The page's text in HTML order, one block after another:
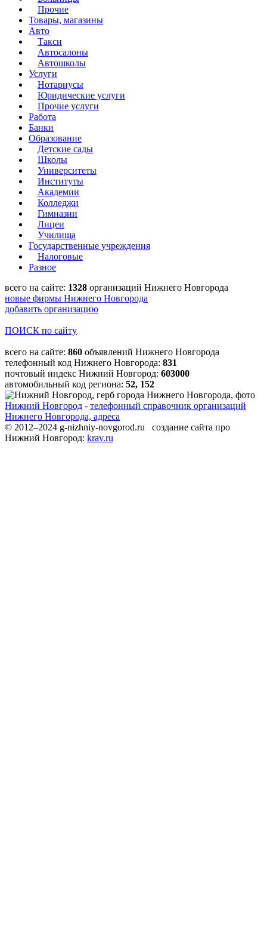
Прочие
Товары, магазины
Авто
Такси
Автосалоны
Автошколы
Услуги
Нотариусы
Юридические услуги
Прочие услуги
Работа
Банки
Образование
Детские сады
Школы
Университеты
Институты
Академии
Колледжи
Гимназии
Лицеи
Училища
Государственные учреждения
Налоговые
Разное
всего на сайте: 1328 организаций Нижнего Новгорода
новые фирмы Нижнего Новгорода
добавить организацию
ПОИСК по сайту
всего на сайте: 860 объявлений Нижнего Новгорода
телефонный код Нижнего Новгорода: 831
почтовый индекс Нижний Новгород: 603000
автомобильный код региона: 52, 152
Нижний Новгород - телефонный справочник организаций
Нижнего Новгорода, адреса
© 2012–2024 g-nizhniy-novgorod.ru создание сайта про
Нижний Новгород: krav.ru